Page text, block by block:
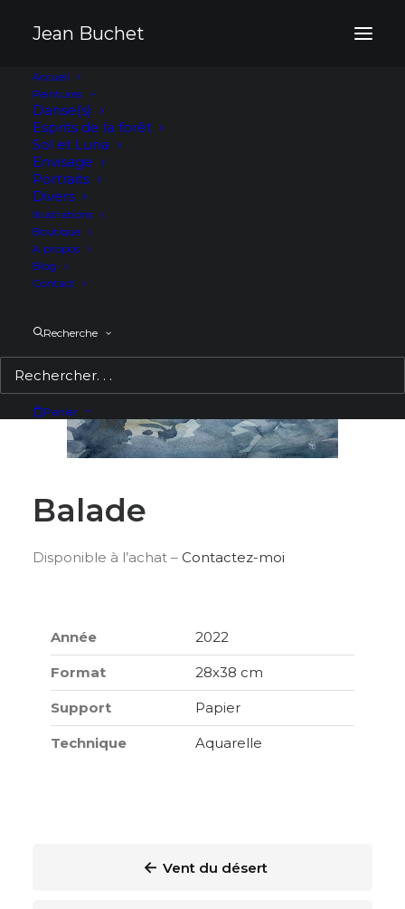
Jean Buchet
Accueil
Peintures
Danse(s)
Esprits de la forêt
Sol et Luna
Envisage
Portraits
Divers
Illustrations
Boutique
A propos
Blog
Contact
Recherche
Panier
Balade
Disponible à l’achat – Contactez-moi
Année 2022
Format 28x38 cm
Support Papier
Technique Aquarelle
← Vent du désert